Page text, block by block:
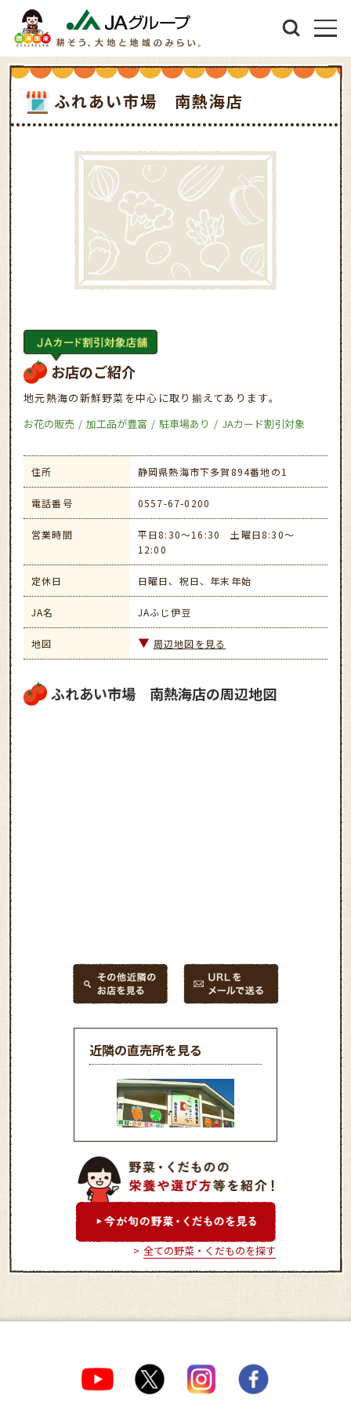
ふれあい市場 南熱海店
お店のご紹介
地元熱海の新鮮野菜を中心に取り揃えてあります。
お花の販売
加工品が豊富 駐車場あり JAカード割引対象
住所 静岡県熱海市下多賀894番地の1
電話番号 0557-67-0200
営業時間
平日8:30～16:30 土曜日8:30～
12:00
定休日 日曜日、祝日、年末年始
JA名 JAふじ伊豆
地図 周辺地図を見る
ふれあい市場 南熱海店の周辺地図
近隣の直売所を見る
いで湯っこ市場
全ての野菜・くだものを探す